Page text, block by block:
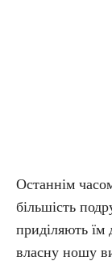
Останнім
більшість
приділяють їм
власну ношу